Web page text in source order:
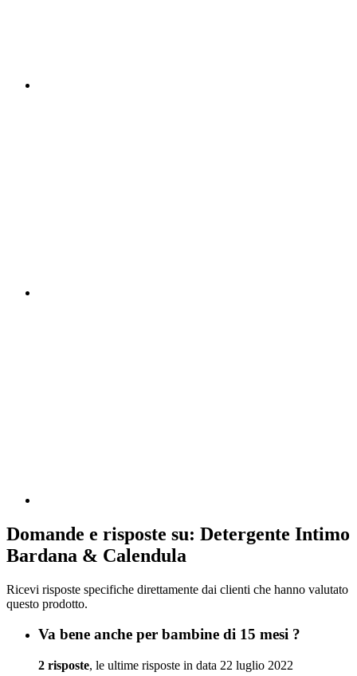
Domande e risposte su: Detergente Intimo
Bardana & Calendula
Ricevi risposte specifiche direttamente dai clienti che hanno valutato
questo prodotto.
Va bene anche per bambine di 15 mesi ?
2 risposte, le ultime risposte in data 22 luglio 2022